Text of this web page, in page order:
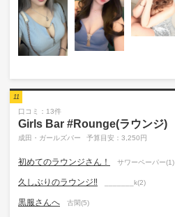
11
口コミ：13件
Girls Bar #Rounge(ラウンジ)
成田・ガールズバー 予算目安：3,250円
初めてのラウンジさん！ サワーペーパー(1)
久しぶりのラウンジ‼️ _______k(2)
黒服さんへ 古閑(5)